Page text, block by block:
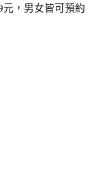
，男女皆可預約